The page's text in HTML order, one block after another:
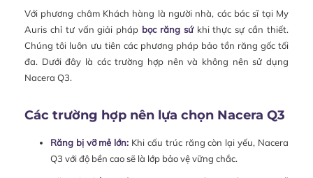
Với phương châm Khách hàng là người nhà, các bác sĩ tại My
Auris chỉ tư vấn giải pháp bọc răng sứkhi thực sự cần thiết.
Chúng tôi luôn ưu tiên các phương pháp bảo tồn răng gốc tối
đa. Dưới đây là các trường hợp nên và không nên sử dụng
Nacera Q3.
Các trường hợp nên lựa chọn Nacera Q3
Răng bị vỡ mẻ lớn: Khi cấu trúc răng còn lại yếu, Nacera
Q3 với độ bền cao sẽ là lớp bảo vệ vững chắc.